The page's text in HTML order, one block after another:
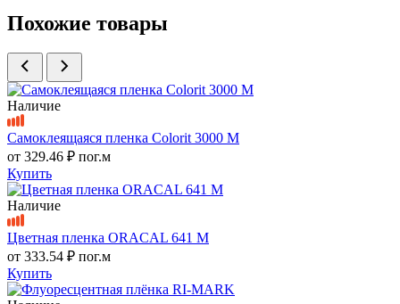
Похожие товары
Наличие
Самоклеящаяся пленка Colorit 3000 M
от 329.46 ₽ пог.м
Купить
Наличие
Цветная пленка ORACAL 641 M
от 333.54 ₽ пог.м
Купить